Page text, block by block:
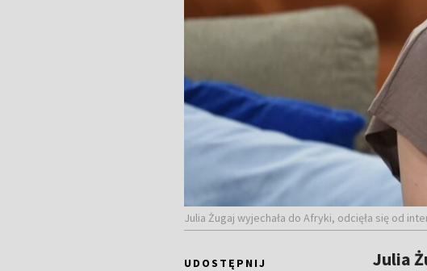
Julia Żugaj wyjechała do Afryki, odcięła się od
UDOSTĘPNIJ
Julia